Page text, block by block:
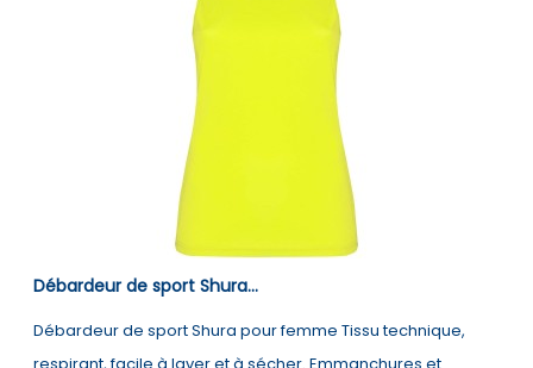
Débardeur de sport Shura...
Débardeur de sport Shura pour femme Tissu technique,